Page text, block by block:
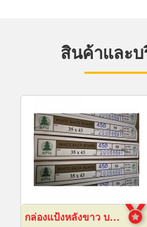
สินค้าและ
กล่องแป้งหลังขาว บางเลนเกรดA(BL-Aหลังขาว)